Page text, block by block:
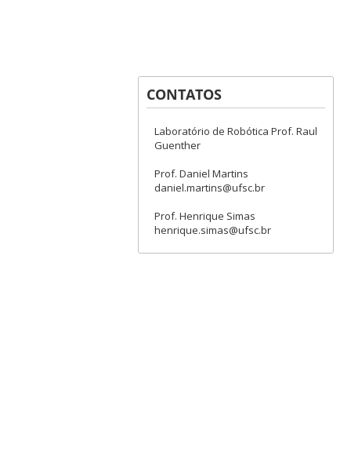
CONTATOS
Laboratório de Robótica Prof. Raul
Guenther
Prof. Daniel Martins
daniel.martins@ufsc.br
Prof. Henrique Simas
henrique.simas@ufsc.br